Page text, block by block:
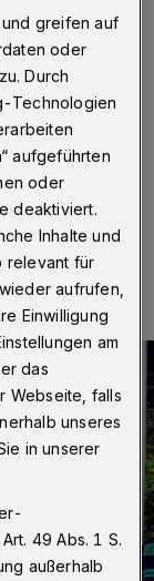
(14.
Nützenberger
Baum
greifen auf
oder
Durch
Technologien
aufgeführten
oder
deaktiviert.
Inhalte und
relevant für
aufrufen,
Einwilligung
am
das
Webseite, falls
unseres
in unserer
49 Abs. 1 S.
außerhalb